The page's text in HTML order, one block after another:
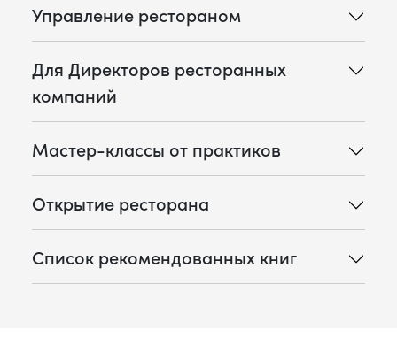
Управление рестораном
Для Директоров ресторанных
компаний
Мастер-классы от практиков
Открытие ресторана
Список рекомендованных книг